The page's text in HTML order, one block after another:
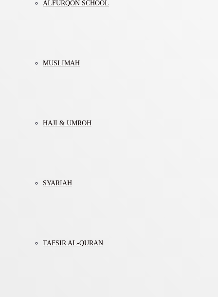
ALFURQON SCHOOL
MUSLIMAH
HAJI & UMROH
SYARIAH
TAFSIR AL-QURAN